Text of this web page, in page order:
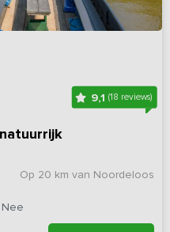
9,1(18 reviews)
Op 20 km van Noordeloos
Nee